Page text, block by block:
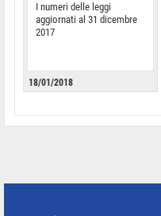
I numeri delle leggi
aggiornati al 31 dicembre
2017
18/01/2018